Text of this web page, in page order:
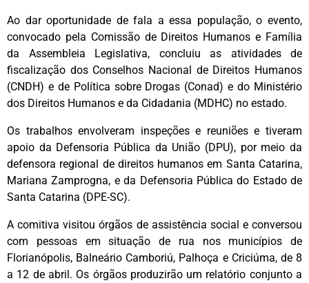
Ao dar oportunidade de fala a essa população, o evento,
convocado pela Comissão de Direitos Humanos e Família
da Assembleia Legislativa, concluiu as atividades de
fiscalização dos Conselhos Nacional de Direitos Humanos
(CNDH) e de Política sobre Drogas (Conad) e do Ministério
dos Direitos Humanos e da Cidadania (MDHC) no estado.
Os trabalhos envolveram inspeções e reuniões e tiveram
apoio da Defensoria Pública da União (DPU), por meio da
defensora regional de direitos humanos em Santa Catarina,
Mariana Zamprogna, e da Defensoria Pública do Estado de
Santa Catarina (DPE-SC).
A comitiva visitou órgãos de assistência social e conversou
com pessoas em situação de rua nos municípios de
Florianópolis, Balneário Camboriú, Palhoça e Criciúma, de 8
a 12 de abril. Os órgãos produzirão um relatório conjunto a